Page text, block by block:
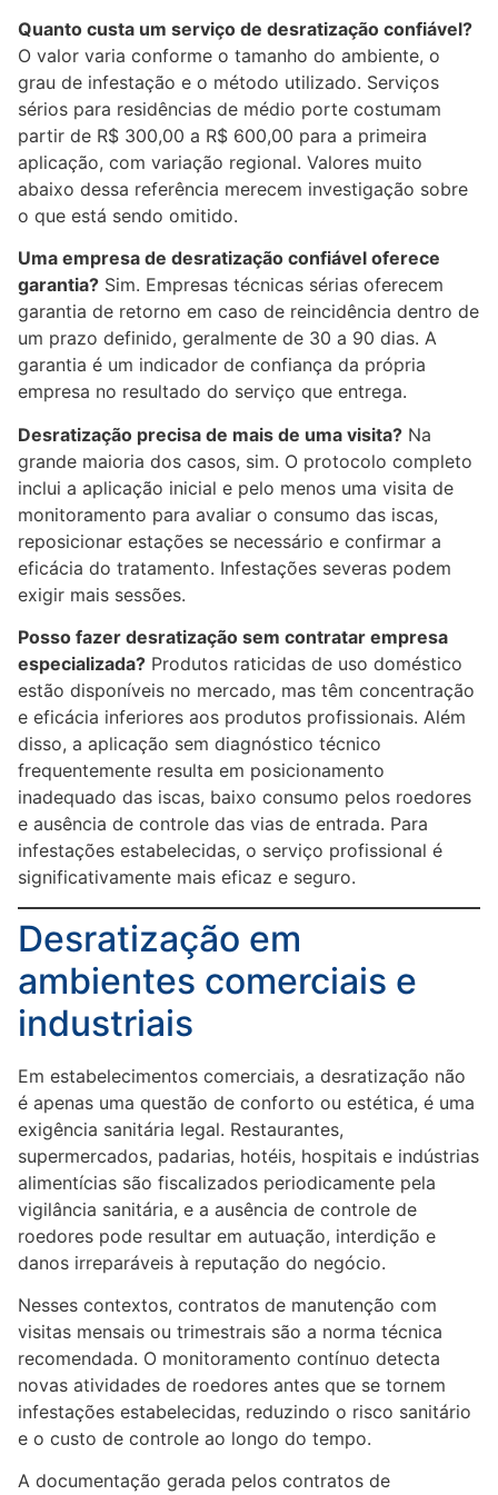
Quanto custa um serviço de desratização confiável?
O valor varia conforme o tamanho do ambiente, o
grau de infestação e o método utilizado. Serviços
sérios para residências de médio porte costumam
partir de R$ 300,00 a R$ 600,00 para a primeira
aplicação, com variação regional. Valores muito
abaixo dessa referência merecem investigação sobre
o que está sendo omitido.
Uma empresa de desratização confiável oferece
garantia? Sim. Empresas técnicas sérias oferecem
garantia de retorno em caso de reincidência dentro de
um prazo definido, geralmente de 30 a 90 dias. A
garantia é um indicador de confiança da própria
empresa no resultado do serviço que entrega.
Desratização precisa de mais de uma visita? Na
grande maioria dos casos, sim. O protocolo completo
inclui a aplicação inicial e pelo menos uma visita de
monitoramento para avaliar o consumo das iscas,
reposicionar estações se necessário e confirmar a
eficácia do tratamento. Infestações severas podem
exigir mais sessões.
Posso fazer desratização sem contratar empresa
especializada? Produtos raticidas de uso doméstico
estão disponíveis no mercado, mas têm concentração
e eficácia inferiores aos produtos profissionais. Além
disso, a aplicação sem diagnóstico técnico
frequentemente resulta em posicionamento
inadequado das iscas, baixo consumo pelos roedores
e ausência de controle das vias de entrada. Para
infestações estabelecidas, o serviço profissional é
significativamente mais eficaz e seguro.
Desratização em
ambientes comerciais e
industriais
Em estabelecimentos comerciais, a desratização não
é apenas uma questão de conforto ou estética, é uma
exigência sanitária legal. Restaurantes,
supermercados, padarias, hotéis, hospitais e indústrias
alimentícias são fiscalizados periodicamente pela
vigilância sanitária, e a ausência de controle de
roedores pode resultar em autuação, interdição e
danos irreparáveis à reputação do negócio.
Nesses contextos, contratos de manutenção com
visitas mensais ou trimestrais são a norma técnica
recomendada. O monitoramento contínuo detecta
novas atividades de roedores antes que se tornem
infestações estabelecidas, reduzindo o risco sanitário
e o custo de controle ao longo do tempo.
A documentação gerada pelos contratos de